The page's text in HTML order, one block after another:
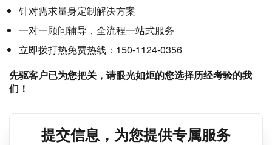
针对需求量身定制解决方案
一对一顾问辅导，全流程一站式服务
立即拨打热免费热线：150-1124-0356
先驱客户已为您把关，请眼光如炬的您选择历经考验的我
们！
提交信息，为您提供专属服务